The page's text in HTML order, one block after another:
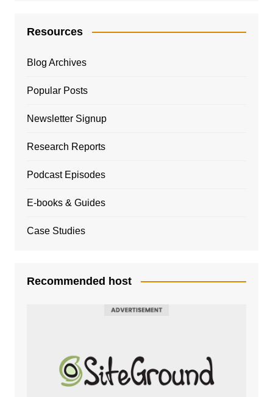
Resources
Blog Archives
Popular Posts
Newsletter Signup
Research Reports
Podcast Episodes
E-books & Guides
Case Studies
Recommended host